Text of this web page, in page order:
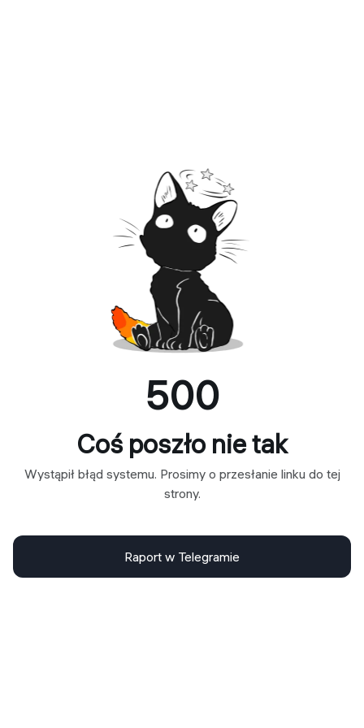
500
Coś poszło nie tak
Wystąpił błąd systemu. Prosimy o przesłanie linku do tej
strony.
Raport w Telegramie